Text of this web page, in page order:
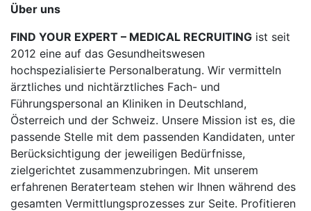
Über uns
FIND YOUR EXPERT – MEDICAL RECRUITING ist seit
2012 eine auf das Gesundheitswesen
hochspezialisierte Personalberatung. Wir vermitteln
ärztliches und nichtärztliches Fach- und
Führungspersonal an Kliniken in Deutschland,
Österreich und der Schweiz. Unsere Mission ist es, die
passende Stelle mit dem passenden Kandidaten, unter
Berücksichtigung der jeweiligen Bedürfnisse,
zielgerichtet zusammenzubringen. Mit unserem
erfahrenen Beraterteam stehen wir Ihnen während des
gesamten Vermittlungsprozesses zur Seite. Profitieren